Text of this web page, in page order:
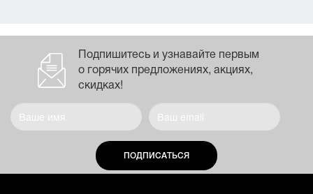
Подпишитесь и узнавайте первым
о горячих предложениях, акциях,
скидках!
ПОДПИСАТЬСЯ